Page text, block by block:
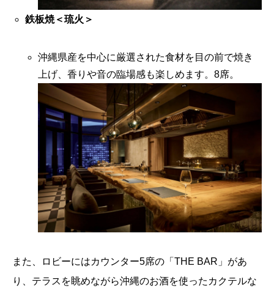
鉄板焼＜琉火＞
沖縄県産を中心に厳選された食材を目の前で焼き
上げ、香りや音の臨場感も楽しめます。8席。
また、ロビーにはカウンター5席の「THE BAR」があ
り、テラスを眺めながら沖縄のお酒を使ったカクテルな